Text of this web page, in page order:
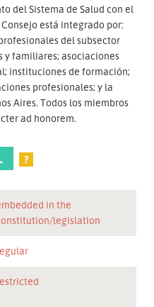
del Sistema de Salud con el
está integrado por:
del subsector
y familiares; asociaciones
instituciones de formación;
profesionales; y la
Aires. Todos los miembros
ad honorem.
?
in the
legislation